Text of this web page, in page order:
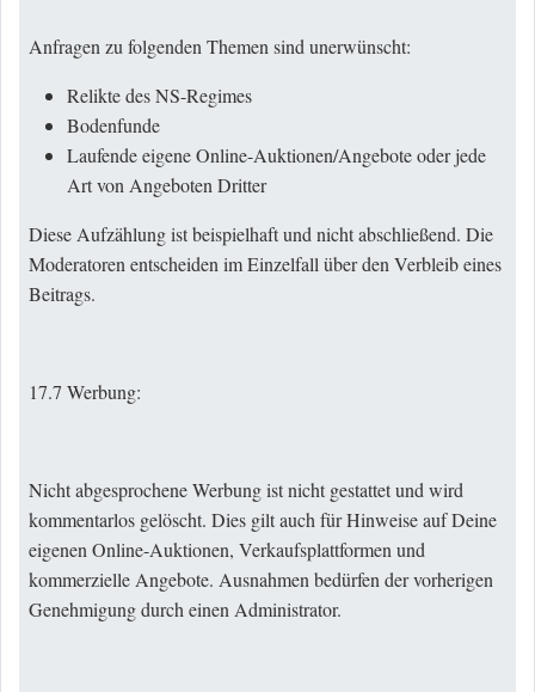
Anfragen zu folgenden Themen sind unerwünscht:
Relikte des NS-Regimes
Bodenfunde
Laufende eigene Online-Auktionen/Angebote oder jede
Art von Angeboten Dritter
Diese Aufzählung ist beispielhaft und nicht abschließend. Die
Moderatoren entscheiden im Einzelfall über den Verbleib eines
Beitrags.
17.7 Werbung:
Nicht abgesprochene Werbung ist nicht gestattet und wird
kommentarlos gelöscht. Dies gilt auch für Hinweise auf Deine
eigenen Online-Auktionen, Verkaufsplattformen und
kommerzielle Angebote. Ausnahmen bedürfen der vorherigen
Genehmigung durch einen Administrator.